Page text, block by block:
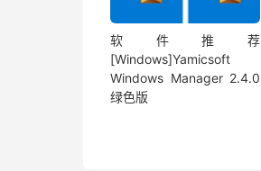
软件推荐
[Windows]Yamicsoft
Windows Manager 2.4.0
绿色版